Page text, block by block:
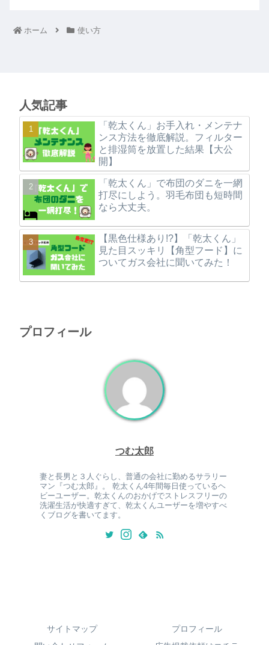
ホーム 使い方
人気記事
「乾太くん」お手入れ・メンテナ
ンス方法を徹底解説。フィルター
と排湿筒を放置した結果【大公
開】
「乾太くん」で布団のダニを一網
打尽にしよう。羽毛布団も短時間
なら大丈夫。
【黒色仕様あり!?】「乾太くん」
見た目スッキリ【角型フード】に
ついてガス会社に聞いてみた！
プロフィール
つむ太郎
妻と長男と３人ぐらし、普通の会社に勤めるサラリー
マン『つむ太郎』。 乾太くん4年間毎日使っているヘ
ビーユーザー。乾太くんのおかげでストレスフリーの
洗濯生活が快適すぎて、乾太くんユーザーを増やすべ
くブログを書いてます。
サイトマップ
プロフィール